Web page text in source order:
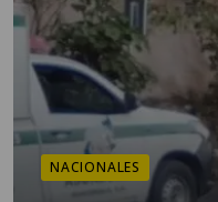
NACIONALES